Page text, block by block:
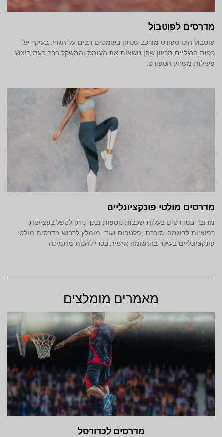
מדרסים לפוטבול
פוטבול הינו ספורט מורכב שנתון בעומסים רבים על הגוף. בעיקר על
כפות הרגליים מכיוון שהן נושאות את העומס והמשקל הרב בעת ביצוע
פעילות משחק הספורט.
מדרסים מולטי פונקציונליים
מדובר במדרסים בעלות שכבות נוספות ובכך ניתן לטפל בפציעות
רפואיות לדוגמה: סוכרת ,פלטפוס ועוד. מומלץ לרכוש מדרסים מולטי
פונקציונליים בעיקר בהתאמה אישית בכדי להנות מתמיכה
מאמרים מומלצים
מדרסים לכדורסל